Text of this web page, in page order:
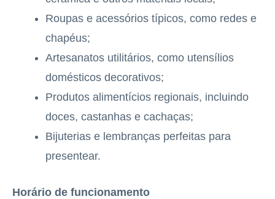
Roupas e acessórios típicos, como redes e
chapéus;
Artesanatos utilitários, como utensílios
domésticos decorativos;
Produtos alimentícios regionais, incluindo
doces, castanhas e cachaças;
Bijuterias e lembranças perfeitas para
presentear.
Horário de funcionamento